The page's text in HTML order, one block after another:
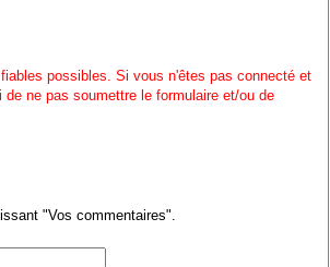
possibles. Si vous n'êtes pas connecté et
ne pas soumettre le formulaire et/ou de
"Vos commentaires".